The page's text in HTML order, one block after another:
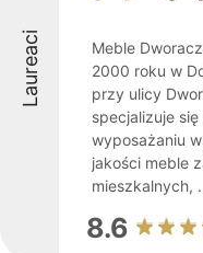
Laureaci
Meble
2000 roku w
przy ulicy
specjalizuje
wyposażaniu
jakości meble
mieszkalnych,
8.6